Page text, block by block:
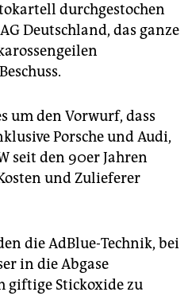
durchgestochen
Deutschland, das ganze
um den Vorwurf, dass
Porsche und Audi,
seit den 90er Jahren
und Zulieferer
die AdBlue-Technik, bei
in die Abgase
giftige Stickoxide zu